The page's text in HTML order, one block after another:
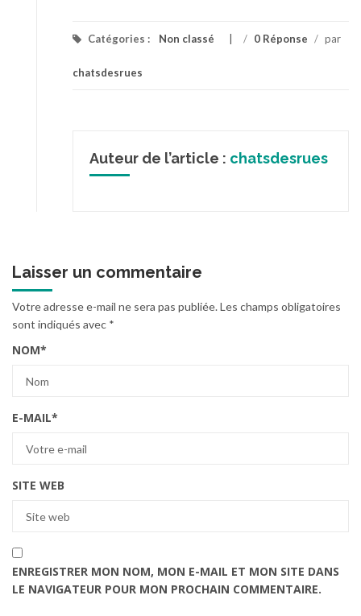
Catégories : Non classé / 0 Réponse / par
chatsdesrues
Auteur de l’article : chatsdesrues
Laisser un commentaire
Votre adresse e-mail ne sera pas publiée.Les champs obligatoires
sont indiqués avec *
NOM*
E-MAIL*
SITE WEB
ENREGISTRER MON NOM, MON E-MAIL ET MON SITE DANS
LE NAVIGATEUR POUR MON PROCHAIN COMMENTAIRE.